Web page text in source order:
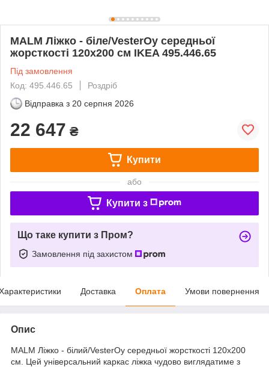
MALM Ліжко - біле/VesterOy середньої
жорсткості 120х200 см IKEA 495.446.65
Під замовлення
Код: 495.446.65
Роздріб
Відправка з 20 серпня 2026
22 647 ₴
Купити
або
Купити з
Що таке купити з Пром?
Замовлення під захистом
Доставка Оплата Умови повернення
Опис
MALM Ліжко - білий/VesterOy середньої жорсткості 120x200
см. Цей універсальний каркас ліжка чудово виглядатиме з